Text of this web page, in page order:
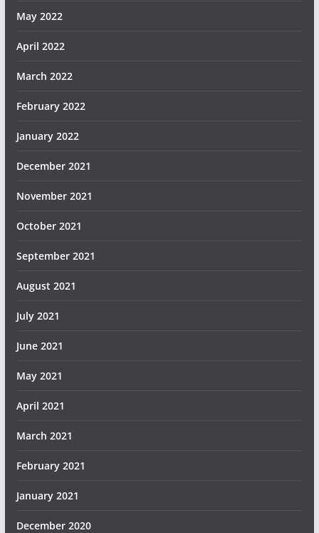
May 2022
April 2022
March 2022
February 2022
January 2022
December 2021
November 2021
October 2021
September 2021
August 2021
July 2021
June 2021
May 2021
April 2021
March 2021
February 2021
January 2021
December 2020